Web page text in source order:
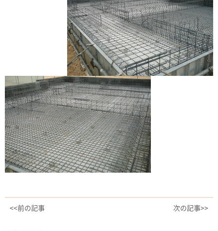
<<前の記事 次の記事>>